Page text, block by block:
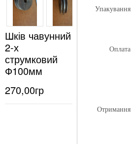
Шків чавунний
2-х
струмковий
Ф100мм
270,00гр
Упакування
Оплата
Отримання